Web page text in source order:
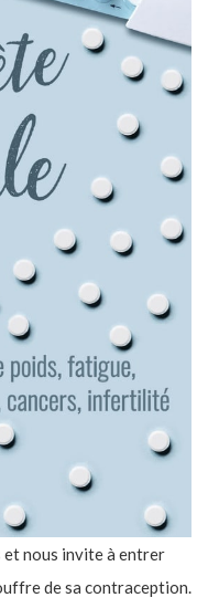
et nous invite à entrer
de sa contraception.